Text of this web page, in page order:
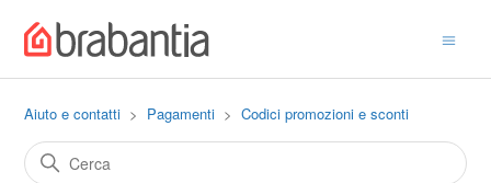
Aiuto e contatti Pagamenti Codici promozioni e sconti